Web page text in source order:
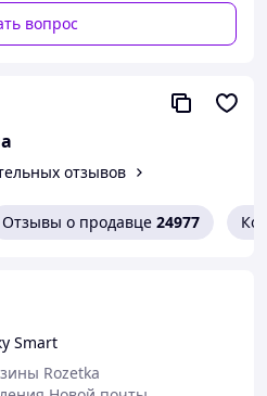
в нашем магазине.
в работе
в нашем
Немає.
вопрос
отзывов
Отзывы о продавце 24977
Smart
Rozetka